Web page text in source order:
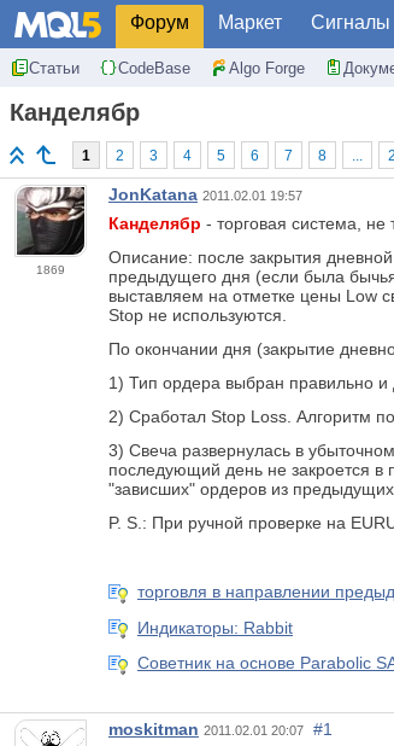
Форум Маркет Сигналы
Статьи CodeBase Algo Forge
Канделябр
1 2 3 4 5 6 7 8 ...
1869
JonKatana 2011.02.01 19:57
Канделябр - торговая система,
Описание: после закрытия
предыдущего дня (если была
выставляем на отметке цены Low
Stop не используются.
По окончании дня (закрытие
1) Тип ордера выбран правильно и
2) Сработал Stop Loss. Алгоритм
3) Свеча развернулась в
последующий день не закроется в
"зависших" ордеров из
P. S.: При ручной проверке на
торговля в направлении
Индикаторы: Rabbit
Советник на основе Parabolic
moskitman 2011.02.01 20:07
#1